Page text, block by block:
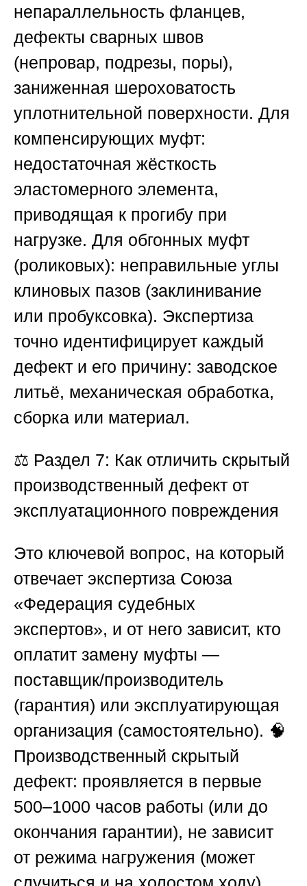
непараллельность фланцев,
дефекты сварных швов
(непровар, подрезы, поры),
заниженная шероховатость
уплотнительной поверхности. Для
компенсирующих муфт:
недостаточная жёсткость
эластомерного элемента,
приводящая к прогибу при
нагрузке. Для обгонных муфт
(роликовых): неправильные углы
клиновых пазов (заклинивание
или пробуксовка). Экспертиза
точно идентифицирует каждый
дефект и его причину: заводское
литьё, механическая обработка,
сборка или материал.
⚖️ Раздел 7: Как отличить скрытый
производственный дефект от
эксплуатационного повреждения
Это ключевой вопрос, на который
отвечает экспертиза Союза
«Федерация судебных
экспертов», и от него зависит, кто
оплатит замену муфты —
поставщик/производитель
(гарантия) или эксплуатирующая
организация (самостоятельно). 🧠
Производственный скрытый
дефект: проявляется в первые
500–1000 часов работы (или до
окончания гарантии), не зависит
от режима нагружения (может